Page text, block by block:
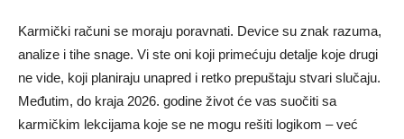
Karmički računi se moraju poravnati. Device su znak razuma,
analize i tihe snage. Vi ste oni koji primećuju detalje koje drugi
ne vide, koji planiraju unapred i retko prepuštaju stvari slučaju.
Međutim, do kraja 2026. godine život će vas suočiti sa
karmičkim lekcijama koje se ne mogu rešiti logikom – već